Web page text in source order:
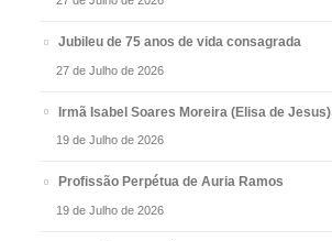
Jubileu de 75 anos de vida consagrada
27 de Julho de 2026
Irmã Isabel Soares Moreira (Elisa de Jesus)
19 de Julho de 2026
Profissão Perpétua de Auria Ramos
19 de Julho de 2026